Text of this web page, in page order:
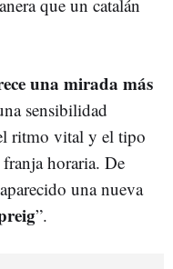
que un catalán
una mirada más
sensibilidad
ritmo vital y el tipo
horaria. De
una nueva
”.